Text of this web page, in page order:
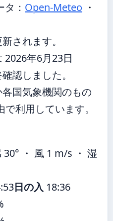
： Open-Meteo ・
されます。
2026年6月23日
認しました。
国気象機関のもの
利用しています。
30° ・ 風 1 m/s ・ 湿
日の入 18:36